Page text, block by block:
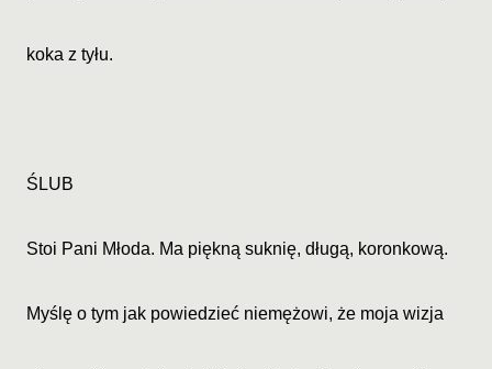
koka z tyłu.
ŚLUB
Stoi Pani Młoda. Ma piękną suknię, długą, koronkową.
Myślę o tym jak powiedzieć niemężowi, że moja wizja